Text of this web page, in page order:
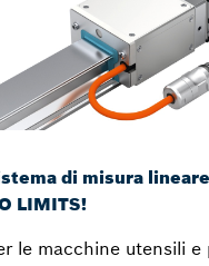
di misura
LIMITS!
le macchine utensili e